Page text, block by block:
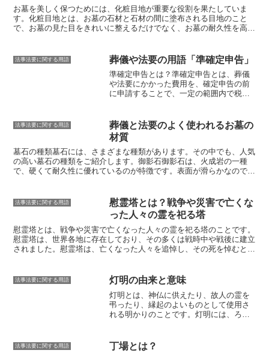
お墓を美しく保つためには、化粧目地が重要な役割を果たしていま
す。化粧目地とは、お墓の石材と石材の間に塗布される目地のこと
で、お墓の見た目をきれいに整えるだけでなく、お墓の耐久性を高め
を傷める原因になります。また、雑草が生えてくるのも防ぐことがで
きます。化粧目地
は、お墓の見た目をきれいに整える役割もありま
す。石材と石材の間に隙間があると、お墓が汚れて見えることがあり
ます。また、石材の種類によっては、目地が透けて見えてしまうこと
があります。化粧目地を塗布することで、お墓をきれいに整えること
法事法要に関する用語 葬儀や法要の用語「準確定申告」
準確定申告とは？準確定申告とは、葬儀
や法要にかかった費用を、確定申告の前
に申請することで、一定の範囲内で税金
の範囲内で控除されることになっていま
すが、確定申告をしないと控除を受ける
ことができません。準確定申告をすれ
ば、確定申告を待つことなく、葬儀や法
要にかかった費用を速やかに控除するこ
とができます。準確定申告の対象となる
場の使用料、棺桶代、火葬代、僧侶への
謝礼など、法要費用であれば、法事の会
場費、食事代、僧侶への謝礼などが含ま
れます。ただし、生前に支払った葬儀費
用や、香典など、すでに税金がかかって
いる費用は対象外となります。準確定申
う必要があります。申請には、葬儀や法
要にかかった費用の領収書、香典の受領
書、死亡診断書などが必要になります。
準確定申告をすると、通常は確定申告で
控除されるはずの葬儀や法要にかかった
から、一定の控除額を差し引いた額にな
法事法要に関する用語
葬儀と法要のよく使われるお墓の
材質
墓石の種類墓石には、さまざまな種類があります。その中でも、人気
の高い墓石の種類をご紹介します。御影石御影石は、火成岩の一種
で、硬くて耐久性に優れているのが特徴です。表面が滑らかなので、
大理石大理石は、変成岩の一種で、御影石よりも柔らかいのが特徴で
す。そのため、彫刻がしやすいというメリットがあります。また、白
色や淡い色合いが多いため、明るい印象の墓石になります。
山岩は、火成岩の一種で、御影石や大理石よりも安価なのが特徴で
す。耐久性も御影石や大理石に比べて劣るものの、メンテナンスをし
っかりと行えば、長持ちさせることができます。
仏教墓仏教徒の永代
す。キリスト教墓
クリスチャンが利用する永代供養墓は、キリスト教
のお墓に類似しています。一般的なキリスト教墓は、十字架の形をし
ており、墓碑銘には「生年月日」と「死亡年月日」が刻印されていま
墓石の種類は、御影石、大理石、安山岩、仏教墓、キリス
ト教墓など、さまざまです。それぞれの特徴やメリット・デメリット
法事法要に関する用語
慰霊塔とは？戦争や災害で亡くな
った人々の霊を祀る塔
慰霊塔とは、戦争や災害で亡くなった人々の霊を祀る塔のことです。
慰霊塔は、世界各地に存在しており、その多くは戦時中や戦後に建立
されました。慰霊塔は、亡くなった人々を追悼し、その死を悼むとと
骨が収められた遺骨堂が建てられます。慰霊塔の建立には、国の機
関、地方自治体、民間団体など様々な主体が関与することが多く、慰
霊塔の建立には多額の費用がかかります。また、慰霊塔の建立には、
亡くなった人々のご遺族の同意が必要とされます。
法事法要に関する用語 灯明の由来と意味
灯明とは、神仏に供えたり、故人の霊を
弔ったり、縁起のよいものとして使用さ
れる明かりのことです。灯明には、ろう
仏を供養する供物として、また、煩悩を
法事法要に関する用語 丁場とは？